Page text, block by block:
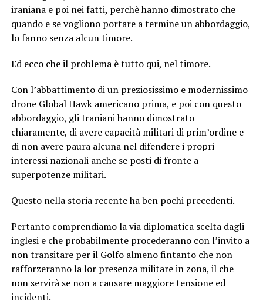
iraniana e poi nei fatti, perchè hanno dimostrato che
quando e se vogliono portare a termine un abbordaggio,
lo fanno senza alcun timore.
Ed ecco che il problema è tutto qui, nel timore.
Con l’abbattimento di un preziosissimo e modernissimo
drone Global Hawk americano prima, e poi con questo
abbordaggio, gli Iraniani hanno dimostrato
chiaramente, di avere capacità militari di prim’ordine e
di non avere paura alcuna nel difendere i propri
interessi nazionali anche se posti di fronte a
superpotenze militari.
Questo nella storia recente ha ben pochi precedenti.
Pertanto comprendiamo la via diplomatica scelta dagli
inglesi e che probabilmente procederanno con l’invito a
non transitare per il Golfo almeno fintanto che non
rafforzeranno la lor presenza militare in zona, il che
non servirà se non a causare maggiore tensione ed
incidenti.